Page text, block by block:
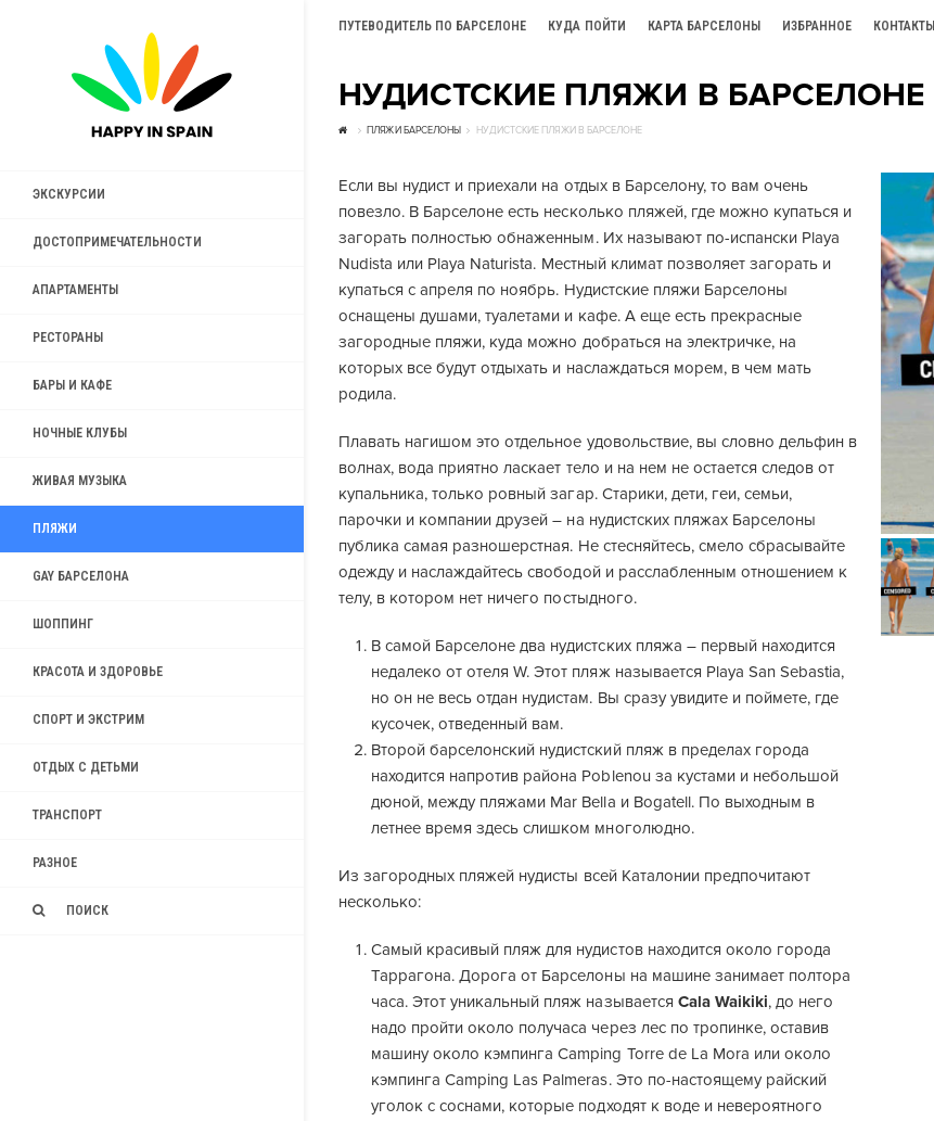
ПУТЕВОДИТЕЛЬ ПО БАРСЕЛОНЕ КУДА ПОЙТИ КАРТА БАРСЕЛОНЫ ИЗБРАННОЕ КОНТАКТЫ
ЭКСКУРСИИ
ДОСТОПРИМЕЧАТЕЛЬНОСТИ
АПАРТАМЕНТЫ
РЕСТОРАНЫ
БАРЫ И КАФЕ
НОЧНЫЕ КЛУБЫ
ЖИВАЯ МУЗЫКА
ПЛЯЖИ
GAY БАРСЕЛОНА
ШОППИНГ
КРАСОТА И ЗДОРОВЬЕ
СПОРТ И ЭКСТРИМ
ОТДЫХ С ДЕТЬМИ
ТРАНСПОРТ
РАЗНОЕ
ПОИСК
НУДИСТСКИЕ ПЛЯЖИ В БАРСЕЛОНЕ
ПЛЯЖИ БАРСЕЛОНЫ НУДИСТСКИЕ ПЛЯЖИ В БАРСЕЛОНЕ
Если вы нудист и приехали на отдых в Барселону, то вам очень
повезло. В Барселоне есть несколько пляжей, где можно купаться и
загорать полностью обнаженным. Их называют по-испански Playa
Nudista или Playa Naturista. Местный климат позволяет загорать и
купаться с апреля по ноябрь. Нудистские пляжи Барселоны
оснащены душами, туалетами и кафе. А еще есть прекрасные
загородные пляжи, куда можно добраться на электричке, на
которых все будут отдыхать и наслаждаться морем, в чем мать
родила.
Плавать нагишом это отдельное удовольствие, вы словно дельфин в
волнах, вода приятно ласкает тело и на нем не остается следов от
купальника, только ровный загар. Старики, дети, геи, семьи,
парочки и компании друзей – на нудистских пляжах Барселоны
публика самая разношерстная. Не стесняйтесь, смело сбрасывайте
одежду и наслаждайтесь свободой и расслабленным отношением к
телу, в котором нет ничего постыдного.
В самой Барселоне два нудистских пляжа – первый находится
недалеко от отеля W. Этот пляж называется Playa San Sebastia,
но он не весь отдан нудистам. Вы сразу увидите и поймете, где
кусочек, отведенный вам.
Второй барселонский нудистский пляж в пределах города
находится напротив района Poblenou за кустами и небольшой
дюной, между пляжами Mar Bella и Bogatell. По выходным в
летнее время здесь слишком многолюдно.
Из загородных пляжей нудисты всей Каталонии предпочитают
несколько:
Самый красивый пляж для нудистов находится около города
Таррагона. Дорога от Барселоны на машине занимает полтора
часа. Этот уникальный пляж называется Cala Waikiki, до него
надо пройти около получаса через лес по тропинке, оставив
машину около кэмпинга Camping Torre de La Mora или около
кэмпинга Camping Las Palmeras. Это по-настоящему райский
уголок с соснами, которые подходят к воде и невероятного